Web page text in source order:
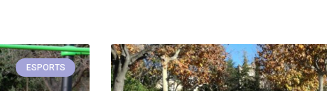
ESPORTS